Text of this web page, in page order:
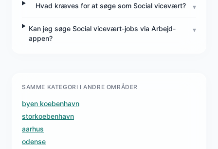
Hvad kræves for at søge som Social vicevært? ▾
Kan jeg søge Social vicevært-jobs via Arbejd-
appen?
▾
SAMME KATEGORI I ANDRE OMRÅDER
byen koebenhavn
storkoebenhavn
aarhus
odense